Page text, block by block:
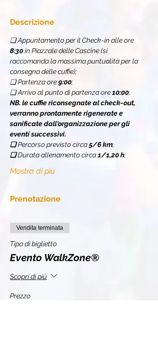
Descrizione
❏ Appuntamento per il Check-in alle ore
8:30 in Piazzale delle Cascine (si
raccomanda la massima puntualità per la
consegna delle cuffie);
❏ Partenza ore 9:00;
❏ Arrivo al punto di partenza ore 10:00;
NB. le cuffie riconsegnate al check-out,
verranno prontamente rigenerate e
sanificate dall'organizzazione per gli
eventi successivi.
❏ Percorso previsto circa 5/6 km;
❏ Durata allenamento circa 1/1,20 h;
Mostra di più
Prenotazione
Vendita terminata
Tipo di biglietto
Evento WalkZone®
Scopri di più
Prezzo